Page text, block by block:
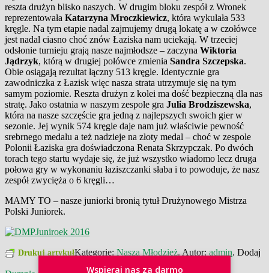
reszta drużyn blisko naszych. W drugim bloku zespół z Wronek
reprezentowała Katarzyna Mroczkiewicz, która wykulała 533
kręgle. Na tym etapie nadal zajmujemy drugą lokatę a w czołówce
jest nadal ciasno choć znów Łaziska nam uciekają. W trzeciej
odsłonie turnieju grają nasze najmłodsze – zaczyna Wiktoria
Jądrzyk, którą w drugiej połówce zmienia Sandra Szczepska.
Obie osiągają rezultat łączny 513 kręgle. Identycznie gra
zawodniczka z Łazisk więc nasza strata utrzymuje się na tym
samym poziomie. Reszta drużyn z kolei ma dość bezpieczną dla nas
stratę. Jako ostatnia w naszym zespole gra Julia Brodziszewska,
która na nasze szczęście gra jedną z najlepszych swoich gier w
sezonie. Jej wynik 574 kręgle daje nam już właściwie pewność
srebrnego medalu a też nadzieje na złoty medal – choć w zespole
Polonii Łaziska gra doświadczona Renata Skrzypczak. Po dwóch
torach tego startu wydaje się, że już wszystko wiadomo lecz druga
połowa gry w wykonaniu łaziszczanki słaba i to powoduje, że nasz
zespół zwycięża o 6 kręgli…
MAMY TO – nasze juniorki bronią tytuł Drużynowego Mistrza
Polski Juniorek.
Drukuj artykułKategorie: Nasza Młodzież. Autor: admin. Dodaj
Wspieraj nas za darmo